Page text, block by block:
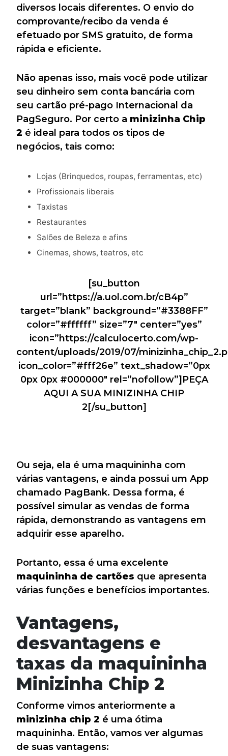
diversos locais diferentes. O envio do
comprovante/recibo da venda é
efetuado por SMS gratuito, de forma
rápida e eficiente.
Não apenas isso, mais você pode utilizar
seu dinheiro sem conta bancária com
seu cartão pré-pago Internacional da
PagSeguro. Por certo a minizinha Chip
2 é ideal para todos os tipos de
negócios, tais como:
Lojas (Brinquedos, roupas, ferramentas, etc)
Profissionais liberais
Taxistas
Restaurantes
Salões de Beleza e afins
Cinemas, shows, teatros, etc
[su_button
url=”https://a.uol.com.br/cB4p”
target=”blank” background=”#3388FF”
color=”#ffffff” size=”7″ center=”yes”
icon=”https://calculocerto.com/wp-
content/uploads/2019/07/
icon_color=”#fff26e” text_shadow=”0px
0px 0px #000000″ rel=”nofollow”]PEÇA
AQUI A SUA MINIZINHA CHIP
2[/su_button]
Ou seja, ela é uma maquininha com
várias vantagens, e ainda possui um App
chamado PagBank. Dessa forma, é
possível simular as vendas de forma
rápida, demonstrando as vantagens em
adquirir esse aparelho.
Portanto, essa é uma excelente
maquininha de cartões que apresenta
várias funções e benefícios importantes.
Vantagens,
desvantagens e
taxas da maquininha
Minizinha Chip 2
Conforme vimos anteriormente a
minizinha chip 2 é uma ótima
maquininha. Então, vamos ver algumas
de suas vantagens: